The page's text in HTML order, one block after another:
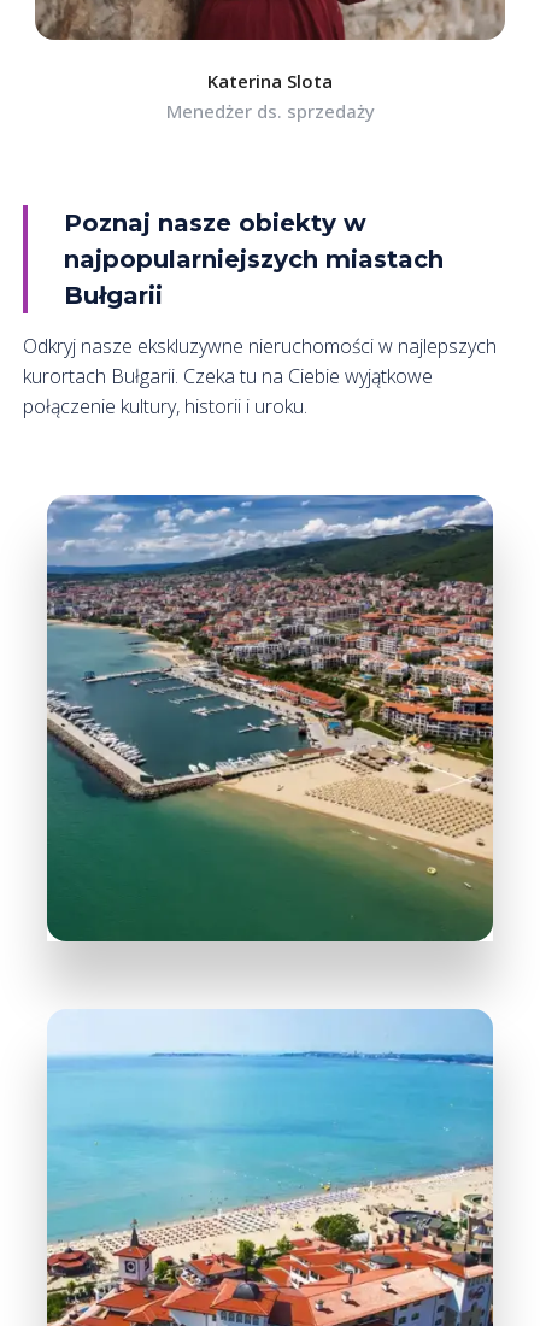
Katerina Slota
Menedżer ds. sprzedaży
Poznaj nasze obiekty w
najpopularniejszych miastach
Bułgarii
Odkryj nasze ekskluzywne nieruchomości w najlepszych
kurortach Bułgarii. Czeka tu na Ciebie wyjątkowe
połączenie kultury, historii i uroku.
Święty Właz